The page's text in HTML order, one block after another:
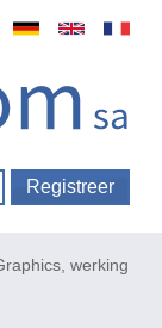
Registreer
werking